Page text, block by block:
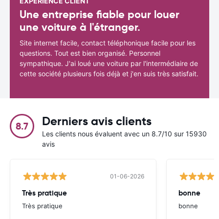
Une entreprise fiable pour louer
une voiture à l'étranger.
Site internet facile, contact téléphonique facile pour les
questions. Tout est bien organisé. Personnel
sympathique. J'ai loué une voiture par l'intermédiaire de
cette société plusieurs fois déjà et j'en suis très satisfait.
8.7 Derniers avis clients
Les clients nous évaluent avec un 8.7/10 sur 15930
avis
01-06-2026
Très pratique
Très pratique
bonne
bonne